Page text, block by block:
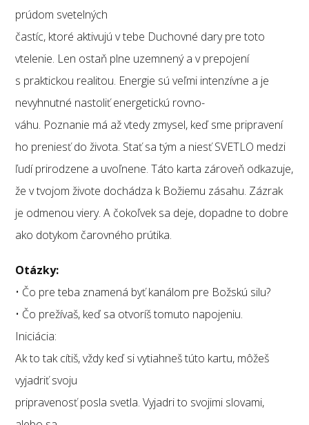
prúdom svetelných
častíc, ktoré aktivujú v tebe Duchovné dary pre toto
vtelenie. Len ostaň plne uzemnený a v prepojení
s praktickou realitou. Energie sú veľmi intenzívne a je
nevyhnutné nastoliť energetickú rovno-
váhu. Poznanie má až vtedy zmysel, keď sme pripravení
ho preniesť do života. Stať sa tým a niesť SVETLO medzi
ľudí prirodzene a uvoľnene. Táto karta zároveň odkazuje,
že v tvojom živote dochádza k Božiemu zásahu. Zázrak
je odmenou viery. A čokoľvek sa deje, dopadne to dobre
ako dotykom čarovného prútika.
Otázky:
• Čo pre teba znamená byť kanálom pre Božskú silu?
• Čo prežívaš, keď sa otvoríš tomuto napojeniu.
Iniciácia:
Ak to tak cítiš, vždy keď si vytiahneš túto kartu, môžeš
vyjadriť svoju
pripravenosť posla svetla. Vyjadri to svojimi slovami,